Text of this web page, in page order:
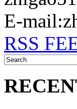
E-
RSS